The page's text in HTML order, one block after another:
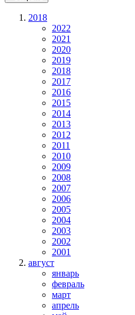
2018
2022
2021
2020
2019
2018
2017
2016
2015
2014
2013
2012
2011
2010
2009
2008
2007
2006
2005
2004
2003
2002
2001
август
январь
февраль
март
апрель